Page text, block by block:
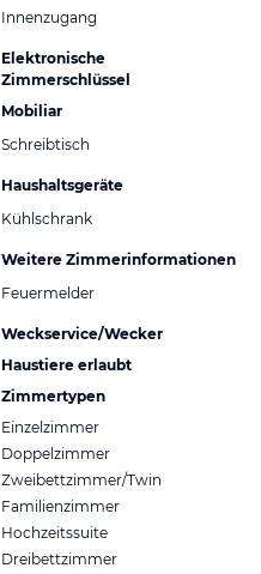
Innenzugang
Elektronische
Zimmerschlüssel
Mobiliar
Schreibtisch
Haushaltsgeräte
Kühlschrank
Weitere Zimmerinformationen
Feuermelder
Weckservice/Wecker
Haustiere erlaubt
Zimmertypen
Einzelzimmer
Doppelzimmer
Zweibettzimmer/Twin
Familienzimmer
Hochzeitssuite
Dreibettzimmer